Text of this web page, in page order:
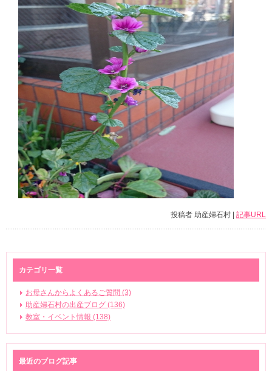
投稿者 助産婦石村 | 記事URL
カテゴリ一覧
お母さんからよくあるご質問 (3)
助産婦石村の出産ブログ (136)
教室・イベント情報 (138)
最近のブログ記事